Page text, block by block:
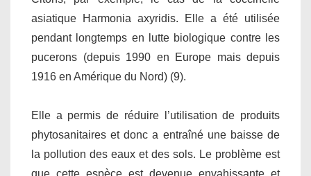
asiatique Harmonia axyridis. Elle a été utilisée
pendant longtemps en lutte biologique contre les
pucerons (depuis 1990 en Europe mais depuis
1916 en Amérique du Nord) (9).
Elle a permis de réduire l’utilisation de produits
phytosanitaires et donc a entraîné une baisse de
la pollution des eaux et des sols. Le problème est
que cette espèce est devenue envahissante et